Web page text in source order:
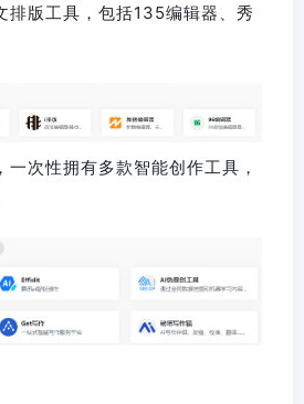
排版工具，包括135编辑器、秀
一次性拥有多款智能创作工具，